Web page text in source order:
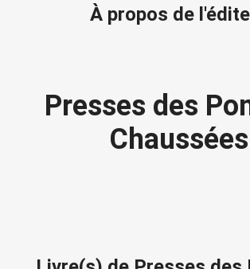
À propos de
Presses des
Chaussées